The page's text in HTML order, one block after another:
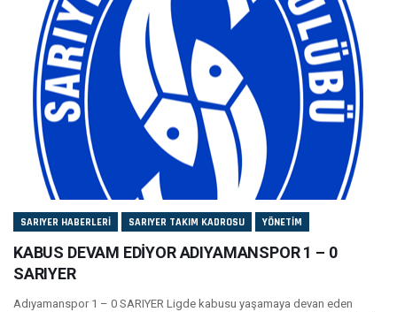
SARIYER HABERLERI SARIYER TAKIM KADROSU YÖNETIM
KABUS DEVAM EDİYOR ADIYAMANSPOR 1 – 0
SARIYER
Adıyamanspor 1 – 0 SARIYER Ligde kabusu yaşamaya devan eden